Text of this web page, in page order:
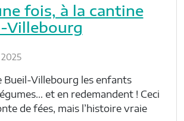
fois, à la cantine
Villebourg
Bueil-Villebourg les enfants
et en redemandent ! Ceci
de fées, mais l’histoire vraie